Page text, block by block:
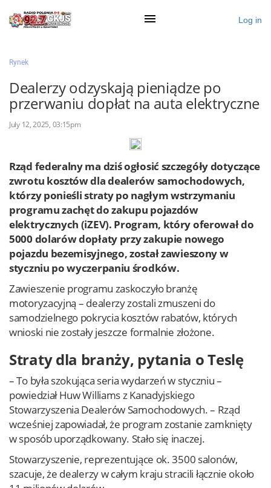
Ogłoś się
Działy
Zaloguj przez Clascal
Log in
Rynek
Dealerzy odzyskają pieniądze po
przerwaniu dopłat na auta elektryczne
July 12, 2025, 03:15pm
Rząd federalny ma dziś ogłosić szczegóły dotyczące
zwrotu kosztów dla dealerów samochodowych,
którzy ponieśli straty po nagłym wstrzymaniu
programu zachęt do zakupu pojazdów
elektrycznych (iZEV). Program, który oferował do
5000 dolarów dopłaty przy zakupie nowego
pojazdu bezemisyjnego, został zawieszony w
styczniu po wyczerpaniu środków.
Zawieszenie programu zaskoczyło branżę
motoryzacyjną – dealerzy zostali zmuszeni do
samodzielnego pokrycia kosztów rabatów, których
wnioski nie zostały jeszcze formalnie złożone.
Straty dla branży, pytania o Teslę
– To była szokująca seria wydarzeń w styczniu –
powiedział Huw Williams z Kanadyjskiego
Stowarzyszenia Dealerów Samochodowych. – Rząd
wcześniej zapowiadał, że program zostanie zamknięty
w sposób uporządkowany. Stało się inaczej.
Stowarzyszenie, reprezentujące ok. 3500 salonów,
szacuje, że dealerzy w całym kraju stracili łącznie około